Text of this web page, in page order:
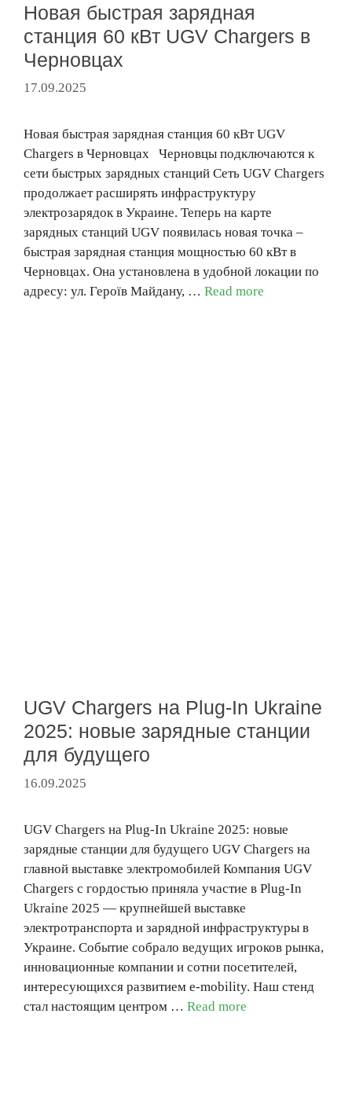
Новая быстрая зарядная
станция 60 кВт UGV Chargers в
Черновцах
17.09.2025
Новая быстрая зарядная станция 60 кВт UGV
Chargers в Черновцах Черновцы подключаются к
сети быстрых зарядных станций Сеть UGV Chargers
продолжает расширять инфраструктуру
электрозарядок в Украине. Теперь на карте
зарядных станций UGV появилась новая точка –
быстрая зарядная станция мощностью 60 кВт в
Черновцах. Она установлена в удобной локации по
адресу: ул. Героїв Майдану, … Read more
UGV Chargers на Plug-In Ukraine
2025: новые зарядные станции
для будущего
16.09.2025
UGV Chargers на Plug-In Ukraine 2025: новые
зарядные станции для будущего UGV Chargers на
главной выставке электромобилей Компания UGV
Chargers с гордостью приняла участие в Plug-In
Ukraine 2025 — крупнейшей выставке
электротранспорта и зарядной инфраструктуры в
Украине. Событие собрало ведущих игроков рынка,
инновационные компании и сотни посетителей,
интересующихся развитием e-mobility. Наш стенд
стал настоящим центром … Read more